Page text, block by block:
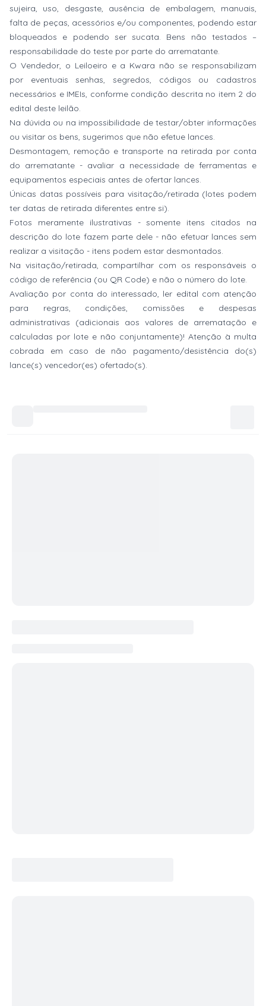
sujeira, uso, desgaste, ausência de embalagem, manuais,
falta de peças, acessórios e/ou componentes, podendo estar
bloqueados e podendo ser sucata. Bens não testados –
responsabilidade do teste por parte do arrematante.
O Vendedor, o Leiloeiro e a Kwara não se responsabilizam
por eventuais senhas, segredos, códigos ou cadastros
necessários e IMEIs, conforme condição descrita no item 2 do
edital deste leilão.
Na dúvida ou na impossibilidade de testar/obter informações
ou visitar os bens, sugerimos que não efetue lances.
Desmontagem, remoção e transporte na retirada por conta
do arrematante - avaliar a necessidade de ferramentas e
equipamentos especiais antes de ofertar lances.
Únicas datas possíveis para visitação/retirada (lotes podem
ter datas de retirada diferentes entre si).
Fotos meramente ilustrativas - somente itens citados na
descrição do lote fazem parte dele - não efetuar lances sem
realizar a visitação - itens podem estar desmontados.
Na visitação/retirada, compartilhar com os responsáveis o
código de referência (ou QR Code) e não o número do lote.
Avaliação por conta do interessado, ler edital com atenção
para regras, condições, comissões e despesas
administrativas (adicionais aos valores de arrematação e
calculadas por lote e não conjuntamente)! Atenção à multa
cobrada em caso de não pagamento/desistência do(s)
lance(s) vencedor(es) ofertado(s).